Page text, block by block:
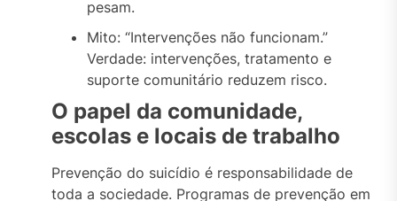
pesam.
Mito: “Intervenções não funcionam.”
Verdade: intervenções, tratamento e
suporte comunitário reduzem risco.
O papel da comunidade,
escolas e locais de trabalho
Prevenção do suicídio é responsabilidade de
toda a sociedade. Programas de prevenção em